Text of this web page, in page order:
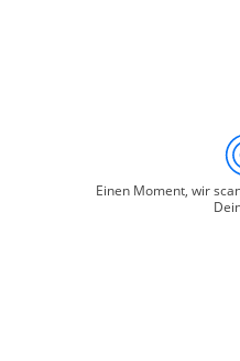
Einen Moment, wir